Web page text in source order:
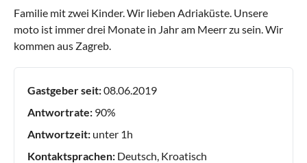
Familie mit zwei Kinder. Wir lieben Adriaküste. Unsere
moto ist immer drei Monate in Jahr am Meerr zu sein. Wir
kommen aus Zagreb.
Gastgeber seit:08.06.2019
Antwortrate: 90%
Antwortzeit: unter 1h
Kontaktsprachen: Deutsch, Kroatisch